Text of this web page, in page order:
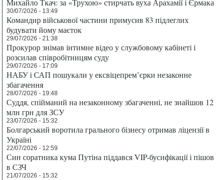
Михайло Ткач: за «Трухою» стирчать вуха Арахамії і Єрмака
30/07/2026 - 13:49
Командир військової частини примусив 83 підлеглих
будувати йому маєток
29/07/2026 - 21:38
Прокурор знімав інтимне відео у службовому кабінеті і
розсилав співробітницям суду
29/07/2026 - 17:09
НАБУ і САП пошукали у ексвіцепрем’єрки незаконне
збагачення
28/07/2026 - 19:48
Суддя, спійманий на незаконному збагаченні, не знайшов 12
млн грн для ЗСУ
23/07/2026 - 15:32
Болгарський воротила грального бізнесу отримав ліцензії в
Україні
22/07/2026 - 12:59
Син соратника кума Путіна піддався VIP-бусифікації і пішов
в СЗЧ
21/07/2026 - 15:32